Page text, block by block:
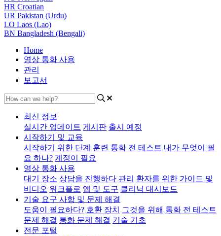
HR Croatian
UR Pakistan (Urdu)
LO Laos (Lao)
BN Bangladesh (Bengali)
Home
영상 통화 사용
관리
보고서
최신 정보
실시간 업데이트 게시판 출시 예정
시작하기 및 교육
시작하기 위한 단계 훈련 통화 전 테스트 내가 무엇이 필
요 하나? 계정이 필요
영상 통화 사용
대기 장소 상담을 진행하다 관리 환자를 위한 가이드 및
비디오 워크플로 앱 및 도구 클리닉 대시보드
기술 요구 사항 및 문제 해결
도움이 필요하다? 호환 장치 그것을 위해 통화 전 테스트
문제 해결 통화 문제 해결 기술 기초
전문 포털